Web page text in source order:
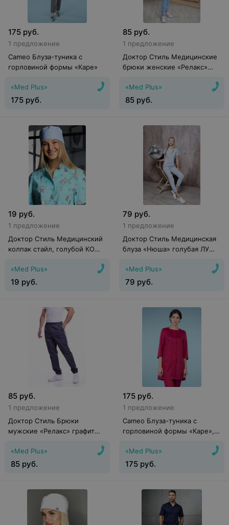
175 руб.
1 предложение
Cameo Блуза-туника с
горловиной формы «Каре»
«Med Plus»
175 руб.
85 руб.
1 предложение
Доктор Стиль Медицинские
брюки женские «Релакс»
«Med Plus»
85 руб.
19 руб.
1 предложение
Доктор Стиль Медицинский
колпак стайл, голубой КО
«Med Plus»
19 руб.
79 руб.
1 предложение
Доктор Стиль Медицинская
блуза «Нюша» голубая ЛУ
«Med Plus»
79 руб.
85 руб.
1 предложение
Доктор Стиль Брюки
мужские «Релакс» графит
«Med Plus»
85 руб.
175 руб.
1 предложение
Cameo Блуза-туника с
горловиной формы «Каре»,
«Med Plus»
175 руб.